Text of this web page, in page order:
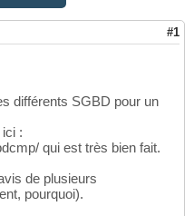
#1
différents SGBD pour un
:
qui est très bien fait.
de plusieurs
pourquoi).